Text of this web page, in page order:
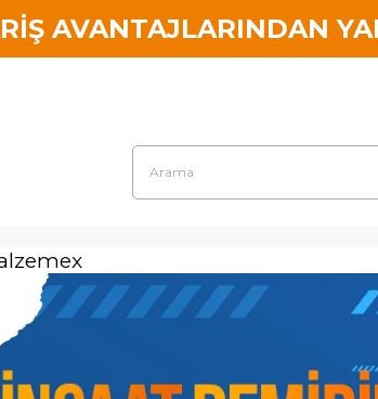
AVANTAJLARINDAN